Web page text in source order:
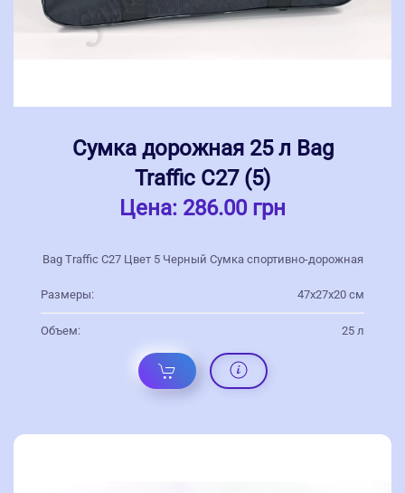
Сумка дорожная 25 л Bag
Traffic С27 (5)
Цена: 286.00 грн
Bag Traffic С27 Цвет 5 Черный Сумка спортивно-дорожная
Размеры: 47х27х20 см
Объем: 25 л